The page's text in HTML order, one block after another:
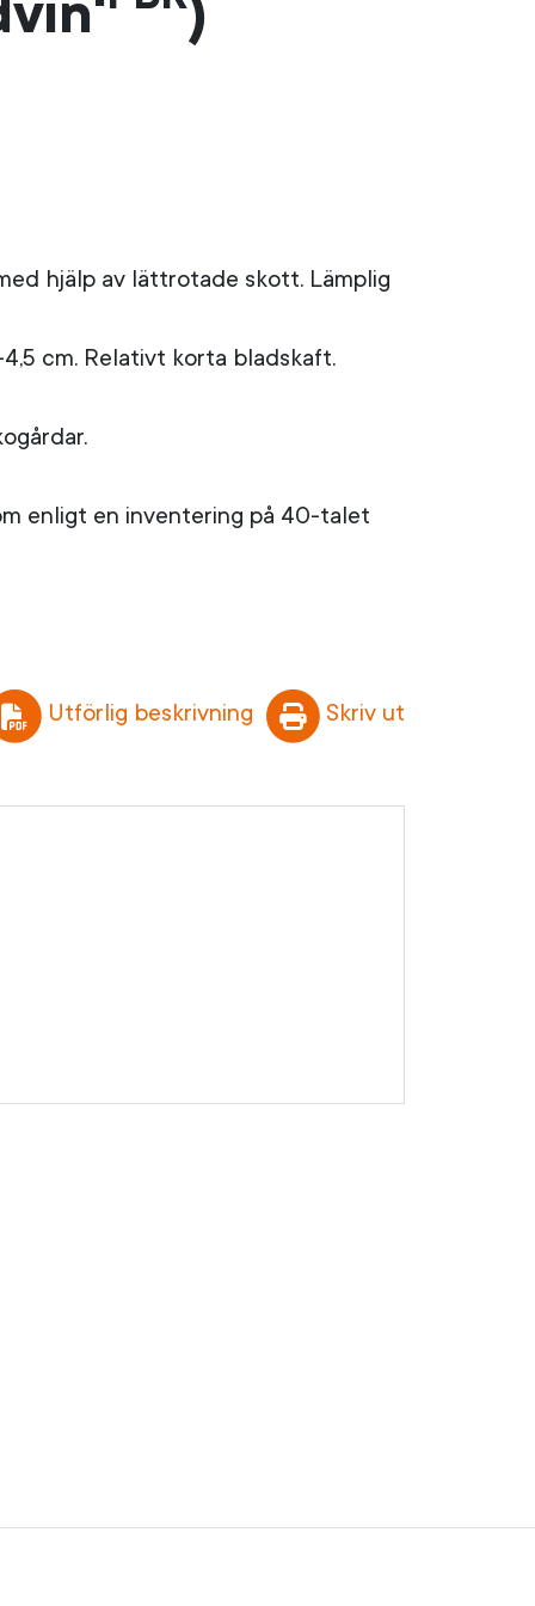
)
hjälp av lättrotade skott. Lämplig
cm. Relativt korta bladskaft.
enligt en inventering på 40-talet
Utförlig beskrivning Skriv ut